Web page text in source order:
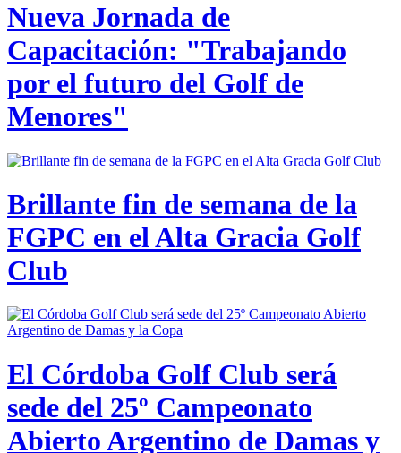
Nueva Jornada de
Capacitación: "Trabajando
por el futuro del Golf de
Menores"
Brillante fin de semana de la
FGPC en el Alta Gracia Golf
Club
El Córdoba Golf Club será
sede del 25º Campeonato
Abierto Argentino de Damas y